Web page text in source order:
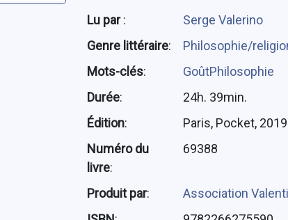
Lu par:
Serge Valerino
Genre littéraire:
Philosophie/
Mots-clés:
GoûtPhilosophie
Durée:
24h. 39min.
Édition:
Paris, Pocket, 2019
Numéro du
livre:
69388
Produit par:
Association